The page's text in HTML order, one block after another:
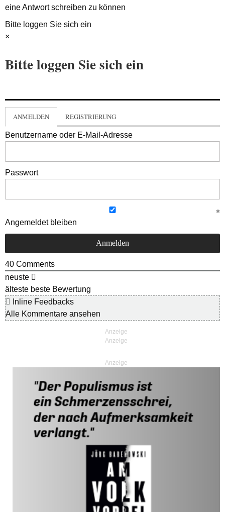
eine Antwort schreiben zu können
Bitte loggen Sie sich ein
×
Bitte loggen Sie sich ein
ANMELDEN REGISTRIERUNG
Benutzername oder E-Mail-Adresse
Passwort
Angemeldet bleiben
40 Comments
neuste
älteste beste Bewertung
Inline Feedbacks
Alle Kommentare ansehen
Anzeige